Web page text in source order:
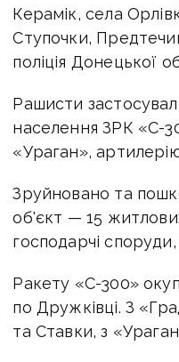
Керамік, села
Ступочки,
поліція Донецької
Рашисти
населення ЗРК «С-
«Ураган»,
Зруйновано та
об'єкт — 15
господарчі
Ракету «С-300»
по Дружківці. З
та Ставки, з